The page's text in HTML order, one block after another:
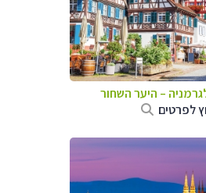
– היער השחור
לפרטים